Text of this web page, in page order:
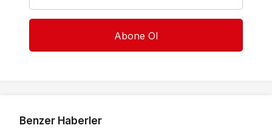
Benzer Haberler